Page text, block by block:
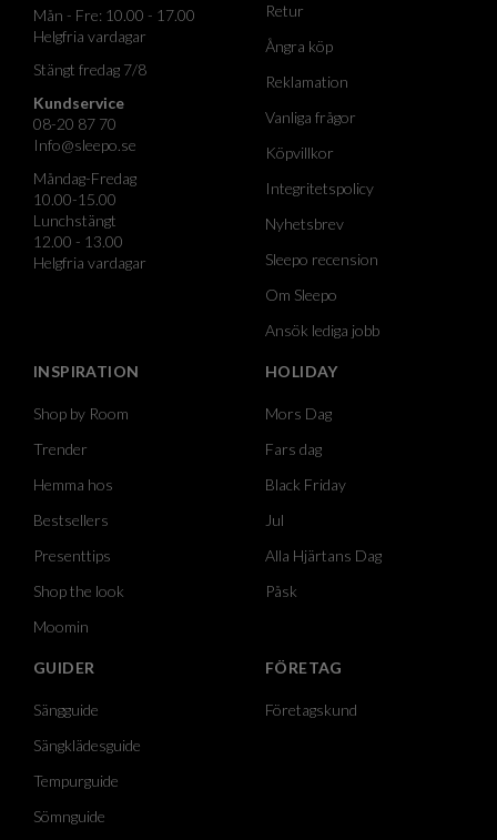
Mån - Fre: 10.00 - 17.00
Helgfria vardagar
Stängt fredag 7/8
Kundservice
08-20 87 70
Info@sleepo.se
Måndag-Fredag
10.00-15.00
Lunchstängt
12.00 - 13.00
Helgfria vardagar
Retur
Ångra köp
Reklamation
Vanliga frågor
Köpvillkor
Integritetspolicy
Nyhetsbrev
Sleepo recension
Om Sleepo
Ansök lediga jobb
INSPIRATION
Shop by Room
Trender
Hemma hos
Bestsellers
Presenttips
Shop the look
Moomin
HOLIDAY
Mors Dag
Fars dag
Black Friday
Jul
Alla Hjärtans Dag
Påsk
GUIDER
Sängguide
Sängklädesguide
Tempurguide
Sömnguide
FÖRETAG
Företagskund